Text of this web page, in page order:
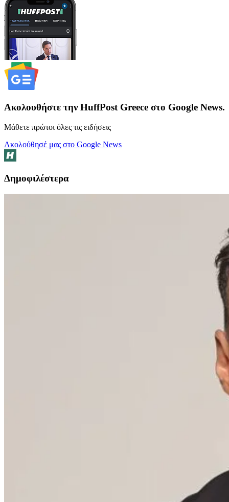
Ακολουθήστε την HuffPost Greece στο Google News.
Μάθετε πρώτοι όλες τις ειδήσεις
Ακολούθησέ μας στο Google News
Δημοφιλέστερα